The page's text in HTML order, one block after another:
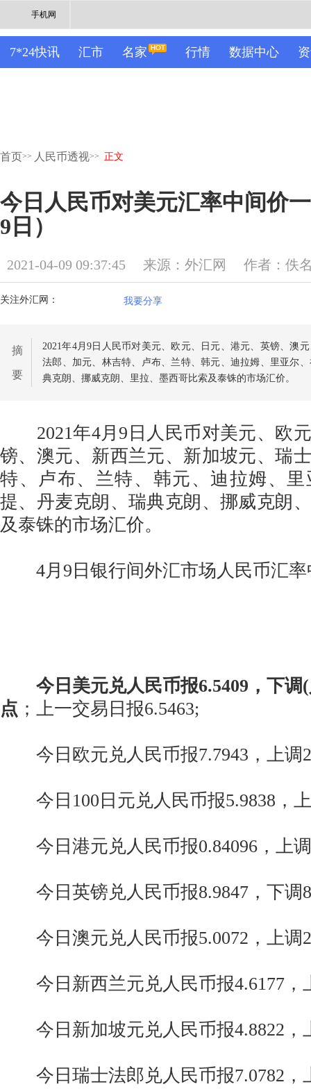
手机网
7*24快讯 汇市 名家 行情 数据中心
首页>> 人民币透视>> 正文
今日人民币对美元汇率中间价
9日）
2021-04-09 09:37:45 来源：外汇网 作者：佚
关注外汇网： 我要分享
摘
要
2021年4月9日人民币对美元、欧元、日元、港元、英镑、澳
法郎、加元、林吉特、卢布、兰特、韩元、迪拉姆、里亚尔
典克朗、挪威克朗、里拉、墨西哥比索及泰铢的市场汇价。
2021年4月9日人民币对美元、欧
镑、澳元、新西兰元、新加坡元、瑞
特、卢布、兰特、韩元、迪拉姆、
提、丹麦克朗、瑞典克朗、挪威克朗
及泰铢的市场汇价。
4月9日银行间外汇市场人民币汇率
今日美元兑人民币报6.5409，下调
点 ；上一交易日报6.5463;
今日欧元兑人民币报7.7943，上调
今日100日元兑人民币报5.9838，上
今日港元兑人民币报0.84096，上
今日英镑兑人民币报8.9847，下调
今日澳元兑人民币报5.0072，上调
今日新西兰元兑人民币报4.6177，
今日新加坡元兑人民币报4.8822，
今日瑞士法郎兑人民币报7.0782，